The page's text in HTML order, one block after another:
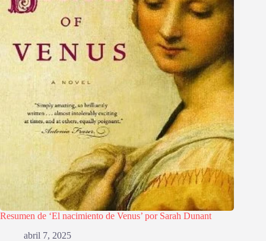
Resumen de ‘El nacimiento de Venus’ por Sarah Dunant
abril 7, 2025